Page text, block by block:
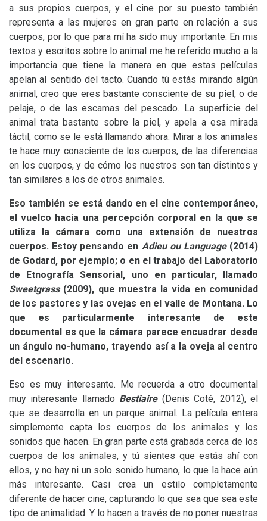
a sus propios cuerpos, y el cine por su puesto también
representa a las mujeres en gran parte en relación a sus
cuerpos, por lo que para mí ha sido muy importante. En mis
textos y escritos sobre lo animal me he referido mucho a la
importancia que tiene la manera en que estas películas
apelan al sentido del tacto. Cuando tú estás mirando algún
animal, creo que eres bastante consciente de su piel, o de
pelaje, o de las escamas del pescado. La superficie del
animal trata bastante sobre la piel, y apela a esa mirada
táctil, como se le está llamando ahora. Mirar a los animales
te hace muy consciente de los cuerpos, de las diferencias
en los cuerpos, y de cómo los nuestros son tan distintos y
tan similares a los de otros animales.
Eso también se está dando en el cine contemporáneo,
el vuelco hacia una percepción corporal en la que se
utiliza la cámara como una extensión de nuestros
cuerpos. Estoy pensando en Adieu ou Language (2014)
de Godard, por ejemplo; o en el trabajo del Laboratorio
de Etnografía Sensorial, uno en particular, llamado
Sweetgrass (2009), que muestra la vida en comunidad
de los pastores y las ovejas en el valle de Montana. Lo
que es particularmente interesante de este
documental es que la cámara parece encuadrar desde
un ángulo no-humano, trayendo así a la oveja al centro
del escenario.
Eso es muy interesante. Me recuerda a otro documental
muy interesante llamado Bestiaire(Denis Coté, 2012), el
que se desarrolla en un parque animal. La película entera
simplemente capta los cuerpos de los animales y los
sonidos que hacen. En gran parte está grabada cerca de los
cuerpos de los animales, y tú sientes que estás ahí con
ellos, y no hay ni un solo sonido humano, lo que la hace aún
más interesante. Casi crea un estilo completamente
diferente de hacer cine, capturando lo que sea que sea este
tipo de animalidad. Y lo hacen a través de no poner nuestras